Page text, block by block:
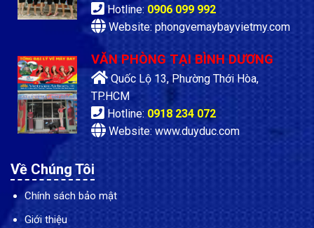
Hotline: 0906 099 992
Website: phongvemaybayvietmy.com
VĂN PHÒNG TẠI BÌNH DƯƠNG
Quốc Lộ 13, Phường Thới Hòa,
TP.HCM
Hotline: 0918 234 072
Website: www.duyduc.com
Về Chúng Tôi
Chính sách bảo mật
Giới thiệu